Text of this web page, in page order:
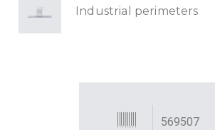
Industrial perimeters
569507